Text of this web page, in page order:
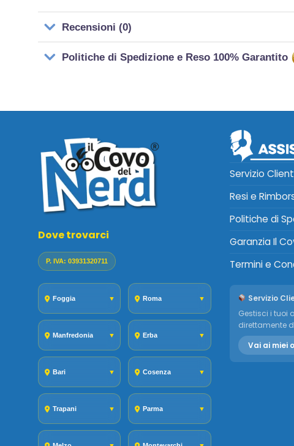
Recensioni (0)
Politiche di Spedizione e Reso 100% Garantito
Dove trovarci
P. IVA: 03931320711
Foggia ▼ Roma ▼
Manfredonia ▼ Erba ▼
Bari ▼ Cosenza ▼
Trapani ▼ Parma ▼
Servizio
Resi e
Politiche di
Garanzia Il
Termini e
Servizio
Gestisci i tuoi
direttamente
Vai ai miei